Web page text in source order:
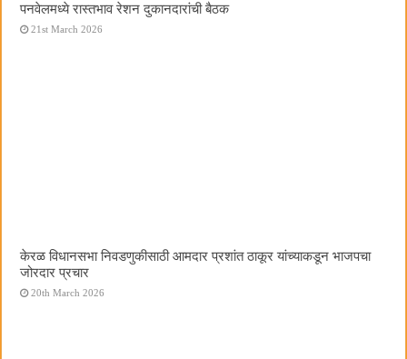
पनवेलमध्ये रास्तभाव रेशन दुकानदारांची बैठक
21st March 2026
केरळ विधानसभा निवडणुकीसाठी आमदार प्रशांत ठाकूर यांच्याकडून भाजपचा
जोरदार प्रचार
20th March 2026